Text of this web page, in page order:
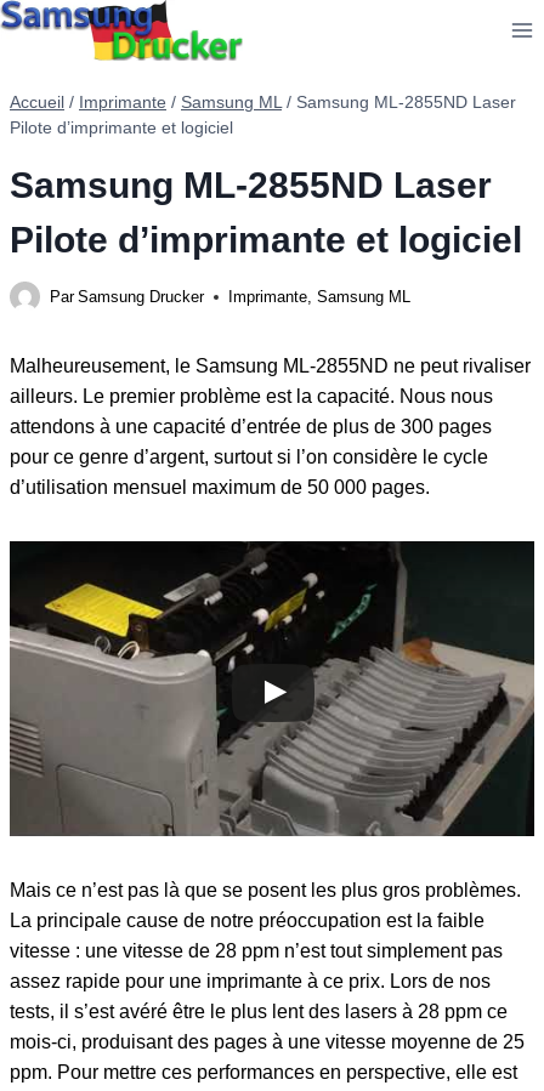
Aller
Accueil / Imprimante / Samsung ML / Samsung ML-2855ND Laser
Pilote d’imprimante et logiciel
Samsung ML-2855ND Laser
Pilote d’imprimante et logiciel
Par Samsung Drucker Imprimante ,Samsung ML
Malheureusement, le Samsung ML-2855ND ne peut rivaliser
ailleurs. Le premier problème est la capacité. Nous nous
attendons à une capacité d’entrée de plus de 300 pages
pour ce genre d’argent, surtout si l’on considère le cycle
d’utilisation mensuel maximum de 50 000 pages.
Mais ce n’est pas là que se posent les plus gros problèmes.
La principale cause de notre préoccupation est la faible
vitesse : une vitesse de 28 ppm n’est tout simplement pas
assez rapide pour une imprimante à ce prix. Lors de nos
tests, il s’est avéré être le plus lent des lasers à 28 ppm ce
mois-ci, produisant des pages à une vitesse moyenne de 25
ppm. Pour mettre ces performances en perspective, elle est